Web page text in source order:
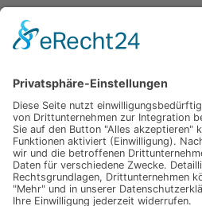
Mediterrane Hochzeit unter
Impressum
Werbung
About
Einsendung
AGB
Datenschutzerklärung